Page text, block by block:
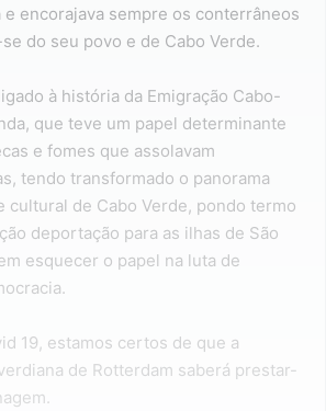
e encorajava sempre os conterrâneos
do seu povo e de Cabo Verde.
à história da Emigração Cabo-
que teve um papel determinante
e fomes que assolavam
tendo transformado o panorama
cultural de Cabo Verde, pondo termo
deportação para as ilhas de São
esquecer o papel na luta de
19, estamos certos de que a
de Rotterdam saberá prestar-